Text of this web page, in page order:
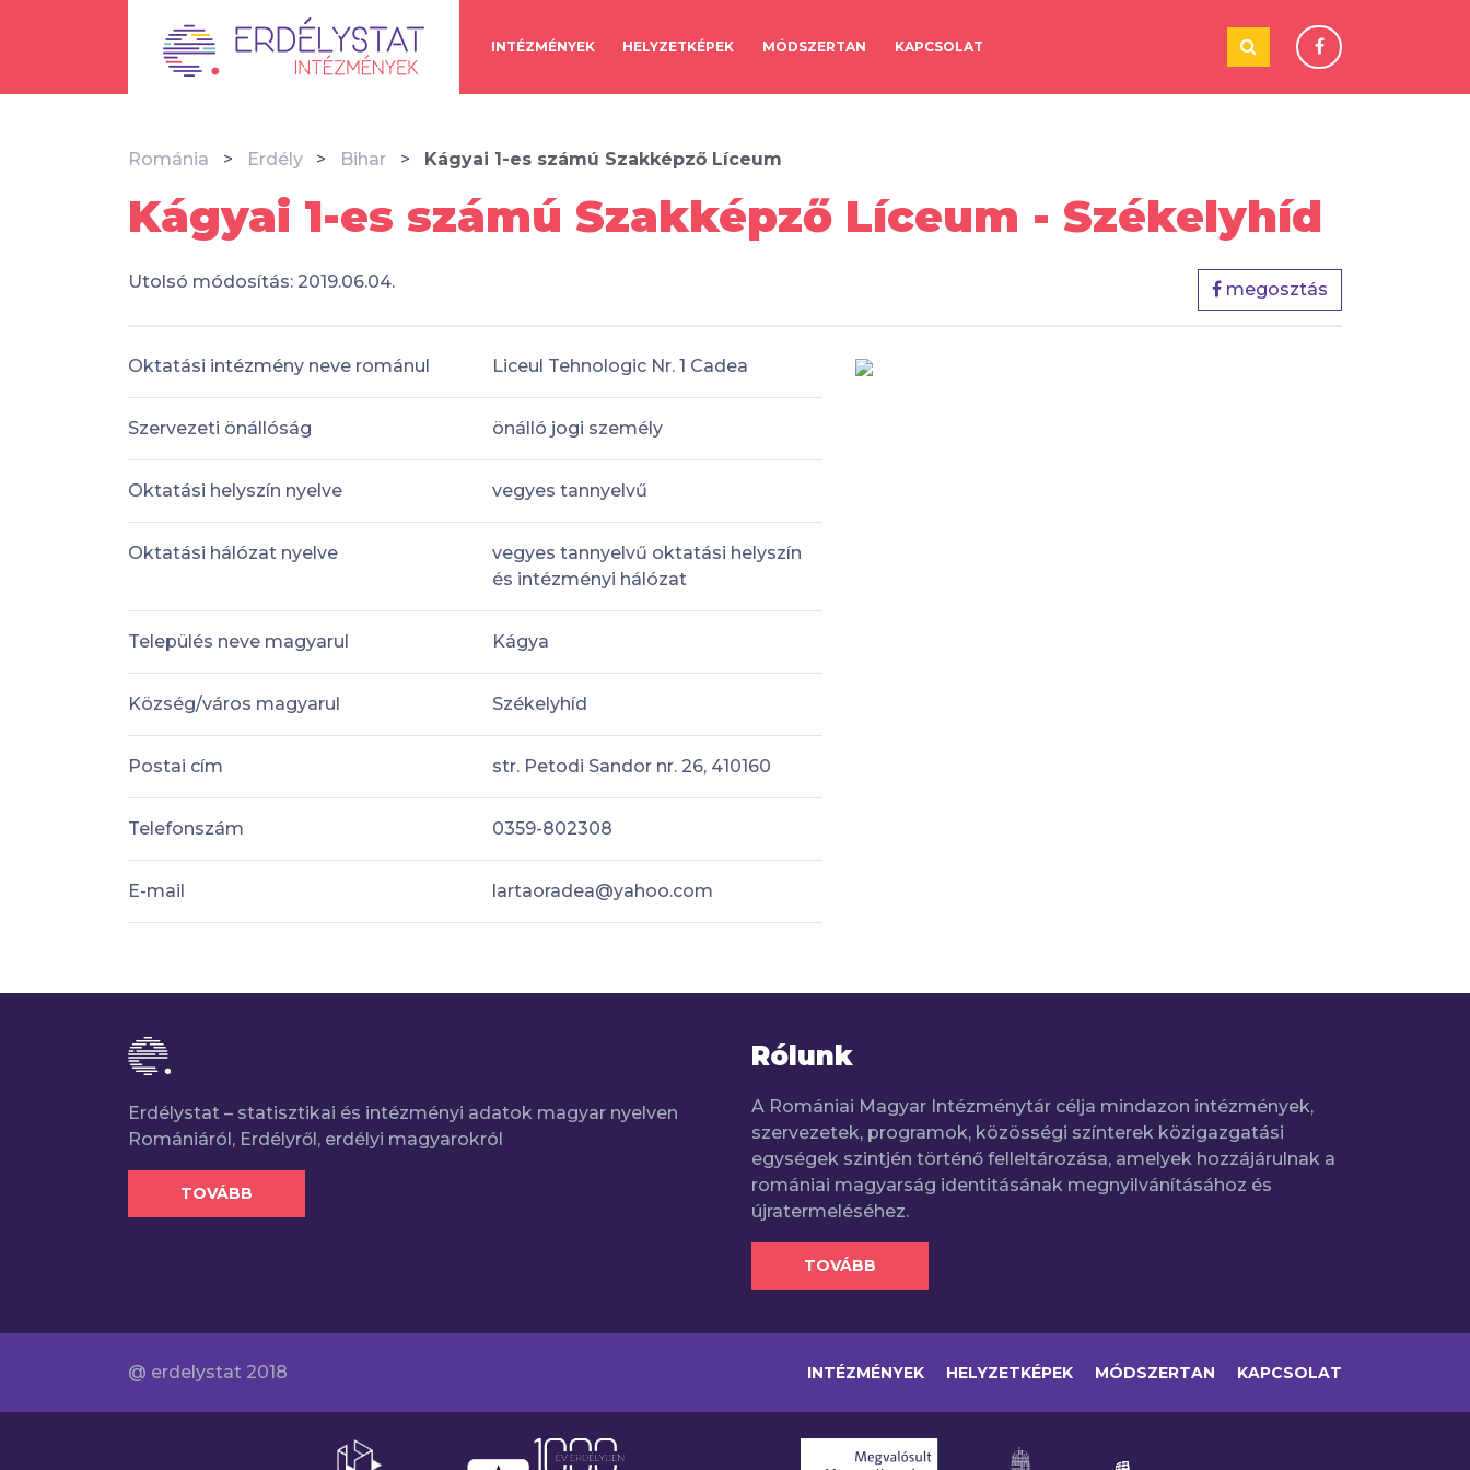
INTÉZMÉNYEK HELYZETKÉPEK MÓDSZERTAN KAPCSOLAT
Románia Erdély Bihar Kágyai 1-es számú Szakképző Líceum
Kágyai 1-es számú Szakképző Líceum - Székelyhíd
Utolsó módosítás: 2019.06.04. megosztás
Oktatási intézmény neve románul Liceul Tehnologic Nr. 1 Cadea
Szervezeti önállóság önálló jogi személy
Oktatási helyszín nyelve vegyes tannyelvű
Oktatási hálózat nyelve
vegyes tannyelvű oktatási helyszín
és intézményi hálózat
Település neve magyarul Kágya
Község/város magyarul Székelyhíd
Postai cím str. Petodi Sandor nr. 26, 410160
Telefonszám 0359-802308
E-mail lartaoradea@yahoo.com
Erdélystat – statisztikai és intézményi adatok magyar nyelven
Romániáról, Erdélyről, erdélyi magyarokról
TOVÁBB
Rólunk
A Romániai Magyar Intézménytár célja mindazon intézmények,
szervezetek, programok, közösségi színterek közigazgatási
egységek szintjén történő felleltározása, amelyek hozzájárulnak a
romániai magyarság identitásának megnyilvánításához és
újratermeléséhez.
TOVÁBB
@ erdelystat 2018 INTÉZMÉNYEK HELYZETKÉPEK MÓDSZERTAN KAPCSOLAT